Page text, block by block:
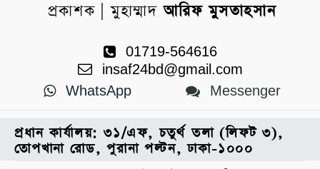
প্রকাশক | মুহাম্মাদআরিফ মুসতাহসান
01719-564616
insaf24bd@gmail.com
WhatsApp
Messenger
প্রধান কার্যালয়: ৩১/এফ, চতুর্থ তলা (লিফট ৩),
তোপখানা রোড, পুরানা পল্টন, ঢাকা-১০০০